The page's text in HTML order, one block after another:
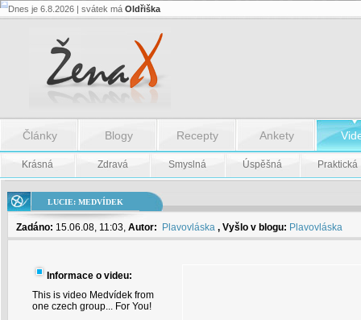
Lucie:
Dnes je 6.8.2026 | svátek má Oldřiška
Články Blogy Recepty Ankety
Krásná Zdravá Smyslná Úspěšná Praktická
LUCIE: MEDVÍDEK
Zadáno: 15.06.08, 11:03, Autor: Plavovláska , Vyšlo v blogu: Plavovláska
Informace o videu:
This is video Medvídek from
one czech group... For You!